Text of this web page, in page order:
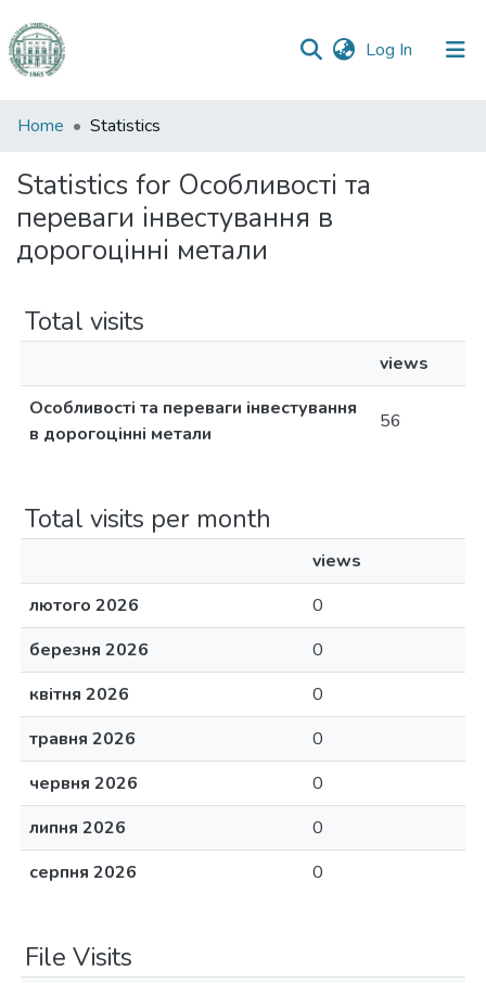
Log In (current)
Communities
Collections
All of DSpace
Home Statistics
Statistics for Особливості та
переваги інвестування в
дорогоцінні метали
Total visits
views
Особливості та переваги інвестування
в дорогоцінні метали
56
Total visits per month
views
лютого 2026
0
березня 2026
0
квітня 2026
0
травня 2026
0
червня 2026
0
липня 2026
0
серпня 2026
0
File Visits